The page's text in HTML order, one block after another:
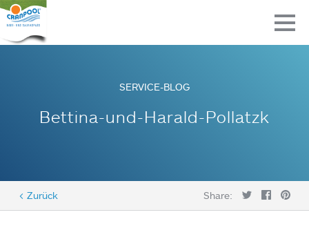
SERVICE-BLOG
Bettina-und-Harald-Pollatzk
< Zurück Share: